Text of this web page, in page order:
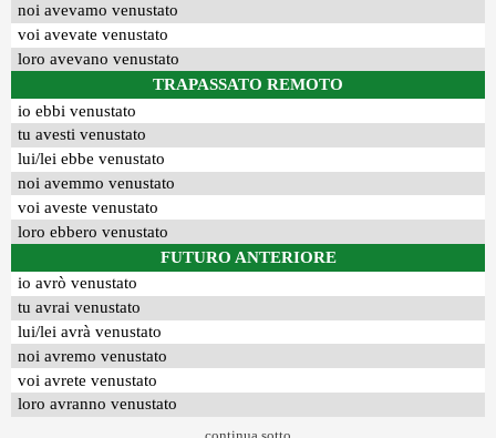
noi avevamo venustato
voi avevate venustato
loro avevano venustato
TRAPASSATO REMOTO
io ebbi venustato
tu avesti venustato
lui/lei ebbe venustato
noi avemmo venustato
voi aveste venustato
loro ebbero venustato
FUTURO ANTERIORE
io avrò venustato
tu avrai venustato
lui/lei avrà venustato
noi avremo venustato
voi avrete venustato
loro avranno venustato